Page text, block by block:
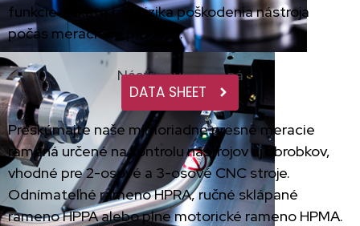
funkcie získate bez rizika poškodenia nástroja
počas meracieho procesu.
Preskúmajte naše mimoriadne presné meracie
ramená určené na kontrolu nástrojov aj obrobkov,
vhodné pre 2-osové a 3-osové CNC stroje.
Odnímateľné rameno HPRA, ručné sklápané
rameno HPPA alebo plne motorické rameno HPMA.
Nástrojové ramená
DATA SHEET